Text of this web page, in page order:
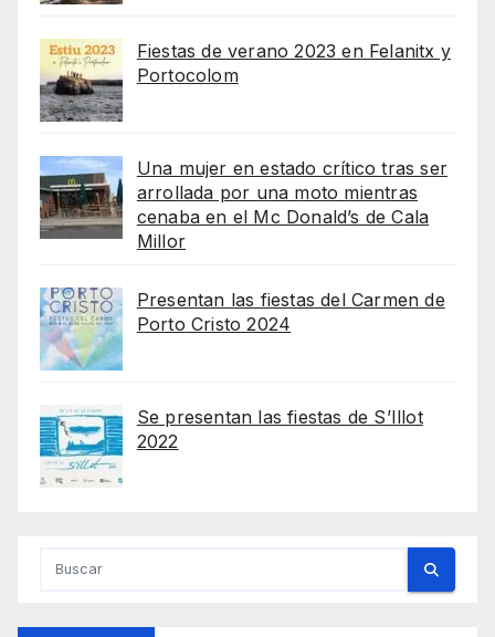
Fiestas de verano 2023 en Felanitx y
Portocolom
Una mujer en estado crítico tras ser
arrollada por una moto mientras
cenaba en el Mc Donald’s de Cala
Millor
Presentan las fiestas del Carmen de
Porto Cristo 2024
Se presentan las fiestas de S’Illot
2022